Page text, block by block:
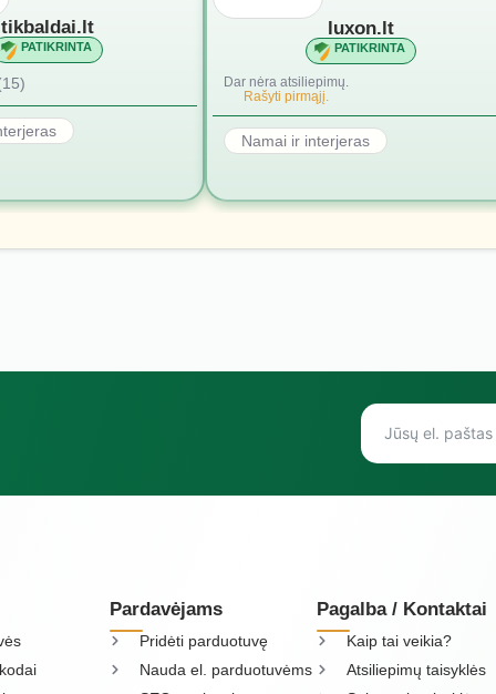
tikbaldai.lt
PATIKRINTA
luxon.lt
PATIKRINTA
Dar nėra atsiliepimų.
Rašyti pirmąjį.
Namai ir interjeras
Pardavėjams
Pridėti parduotuvę
Nauda el. parduotuvėms
Pagalba / Kontaktai
Kaip tai veikia?
Atsiliepimų taisyklės